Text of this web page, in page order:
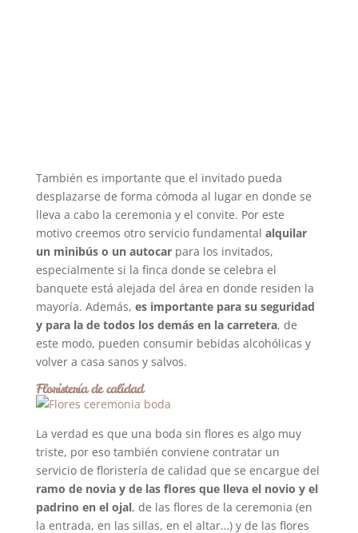
También es importante que el invitado pueda
desplazarse de forma cómoda al lugar en donde se
lleva a cabo la ceremonia y el convite. Por este
motivo creemos otro servicio fundamental alquilar
un minibús o un autocarpara los invitados,
especialmente si la finca donde se celebra el
banquete está alejada del área en donde residen la
mayoría. Además, es importante para su seguridad
y para la de todos los demás en la carretera, de
este modo, pueden consumir bebidas alcohólicas y
volver a casa sanos y salvos.
Floristería de calidad
La verdad es que una boda sin flores es algo muy
triste, por eso también conviene contratar un
servicio de floristería de calidad que se encargue del
ramo de novia y de las flores que lleva el novio y el
padrino en el ojal, de las flores de la ceremonia (en
la entrada, en las sillas, en el altar…) y de las flores